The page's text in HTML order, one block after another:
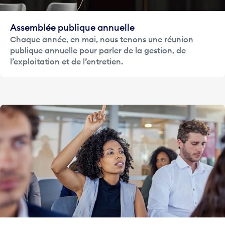
Assemblée publique annuelle
Chaque année, en mai, nous tenons une réunion
publique annuelle pour parler de la gestion, de
l’exploitation et de l’entretien.